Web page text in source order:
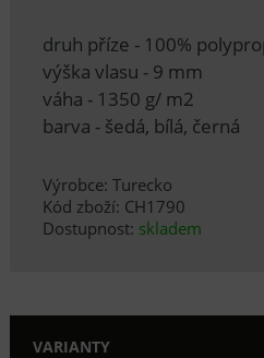
druh příze - 100%
výška vlasu - 9 mm
váha - 1350 g/ m2
barva - šedá, bílá, černá
Výrobce: Turecko
Kód zboží: CH1790
Dostupnost: skladem
VARIANTY